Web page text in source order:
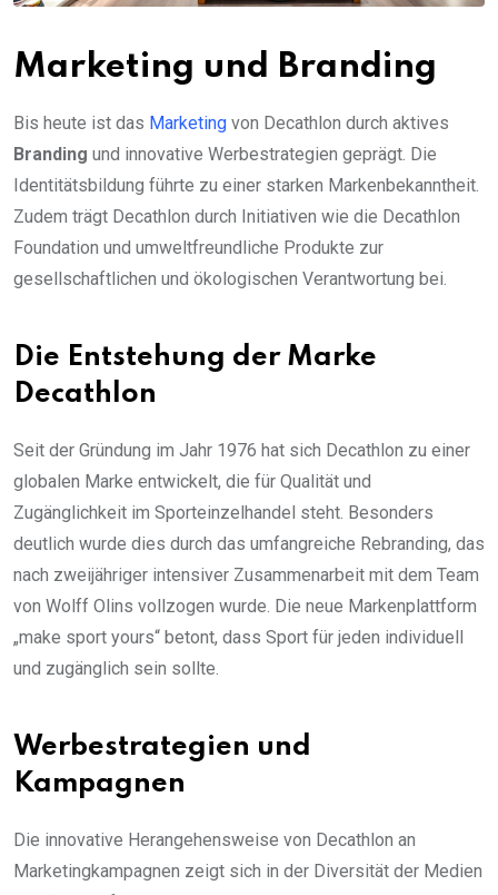
Marketing und Branding
Bis heute ist das Marketing von Decathlon durch aktives
Branding und innovative Werbestrategien geprägt. Die
Identitätsbildung führte zu einer starken Markenbekanntheit.
Zudem trägt Decathlon durch Initiativen wie die Decathlon
Foundation und umweltfreundliche Produkte zur
gesellschaftlichen und ökologischen Verantwortung bei.
Die Entstehung der Marke
Decathlon
Seit der Gründung im Jahr 1976 hat sich Decathlon zu einer
globalen Marke entwickelt, die für Qualität und
Zugänglichkeit im Sporteinzelhandel steht. Besonders
deutlich wurde dies durch das umfangreiche Rebranding, das
nach zweijähriger intensiver Zusammenarbeit mit dem Team
von Wolff Olins vollzogen wurde. Die neue Markenplattform
„make sport yours“ betont, dass Sport für jeden individuell
und zugänglich sein sollte.
Werbestrategien und
Kampagnen
Die innovative Herangehensweise von Decathlon an
Marketingkampagnen zeigt sich in der Diversität der Medien